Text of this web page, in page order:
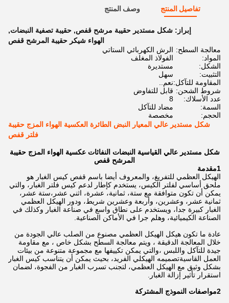
تفاصيل المنتج وصف المنتج
إبراز: شكل مستدير حقيبة مرشح قفص, حقيبة تصفية النبضات,
الهواء شيكر حقيبة المرشح قفص
معالجة السطح: الرش الكهربائي الستاتي
المواد:
الفولاذ المغلف
الشكل:
مستديرة
التثبيت:
سهل
المقاومة للتآكل:نعم..
شروط الشحن: قابل للتفاوض
عدد الأسلاك:
8
السمة:
مضاد للتآكل
الحجم:
مخصصة
شكل مستدير عالي المعيار النبض الطائرة العكسية الهواء المزج حقيبة
فلتر قفص
شكل مستدير عالي القياسية النبضات النفاثات عكسية الهواء المزج حقيبة
المرشح قفص
1مقدمة
الهيكل العظمي للتفريغ، والمعروف أيضا باسم قفص كيس الغبار هو
ملحق أساسي لفلتر الكيس، يستخدم كإطار لدعم كيس فلتر الغبار، والتي
يمكن أن تكون متوافقة مع ستة، ثمانية، عشرة، اثني عشر،ستة عشر،
ثمانية عشر، وعشرين، وأربعة وعشرين شريط، ودور الهيكل العظمي
الغبار كبيرة جدا، ويستخدم على نطاق واسع في صناعة الغبار وكذلك في
الصناعة الكيميائية، وهلم جرا في الأماكن الصناعية.
عادة ما تكون هيكل الهيكل العظمي مصنوع من الصلب عالي الجودة من
خلال المعالجة الدقيقة ، ويتم معالجة السطح بشكل خاص ، مع مقاومة
جيدة للتآكل واللبس ،والتي يمكن تكييفها مع مجموعة متنوعة من بيئات
العمل القاسيةتصميمه الهيكلي الفريد، بحيث يمكن أن يتناسب كيس الغبار
بشكل وثيق مع الهيكل العظمي، لتجنب تسرب الغبار من الفجوة، لضمان
استقرار تأثير إزالة الغبار.
2مواصفات النموذج المشتركة